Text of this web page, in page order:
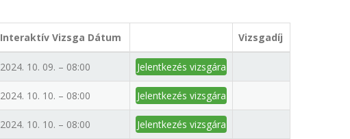
Interaktív Vizsga Dátum Vizsgadíj
2024. 10. 09. – 08:00 Jelentkezés vizsgára
2024. 10. 10. – 08:00 Jelentkezés vizsgára
2024. 10. 10. – 08:00 Jelentkezés vizsgára